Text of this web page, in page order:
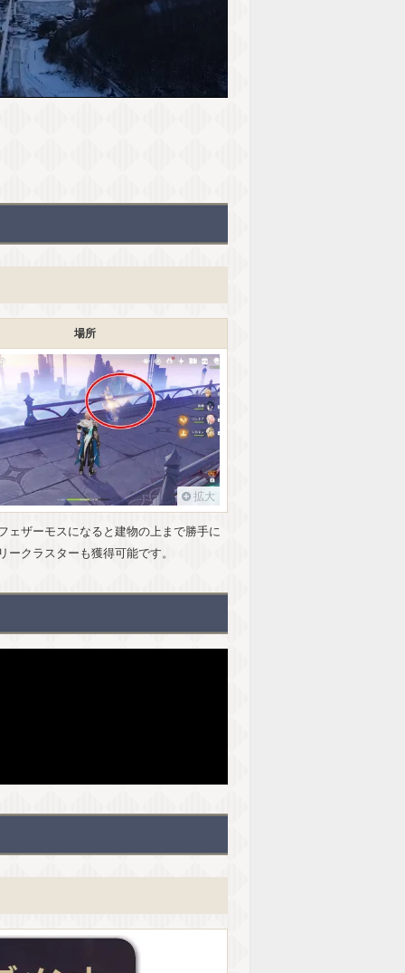
場所
拡大
ェザーモスになると建物の上まで勝手に
クラスターも獲得可能です。